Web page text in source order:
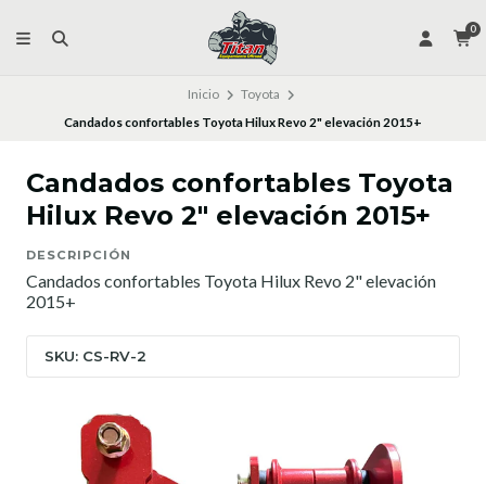
0
Inicio
Toyota
Candados confortables Toyota Hilux Revo 2" elevación 2015+
Candados confortables Toyota
Hilux Revo 2" elevación 2015+
DESCRIPCIÓN
Candados confortables Toyota Hilux Revo 2" elevación
2015+
SKU: CS-RV-2